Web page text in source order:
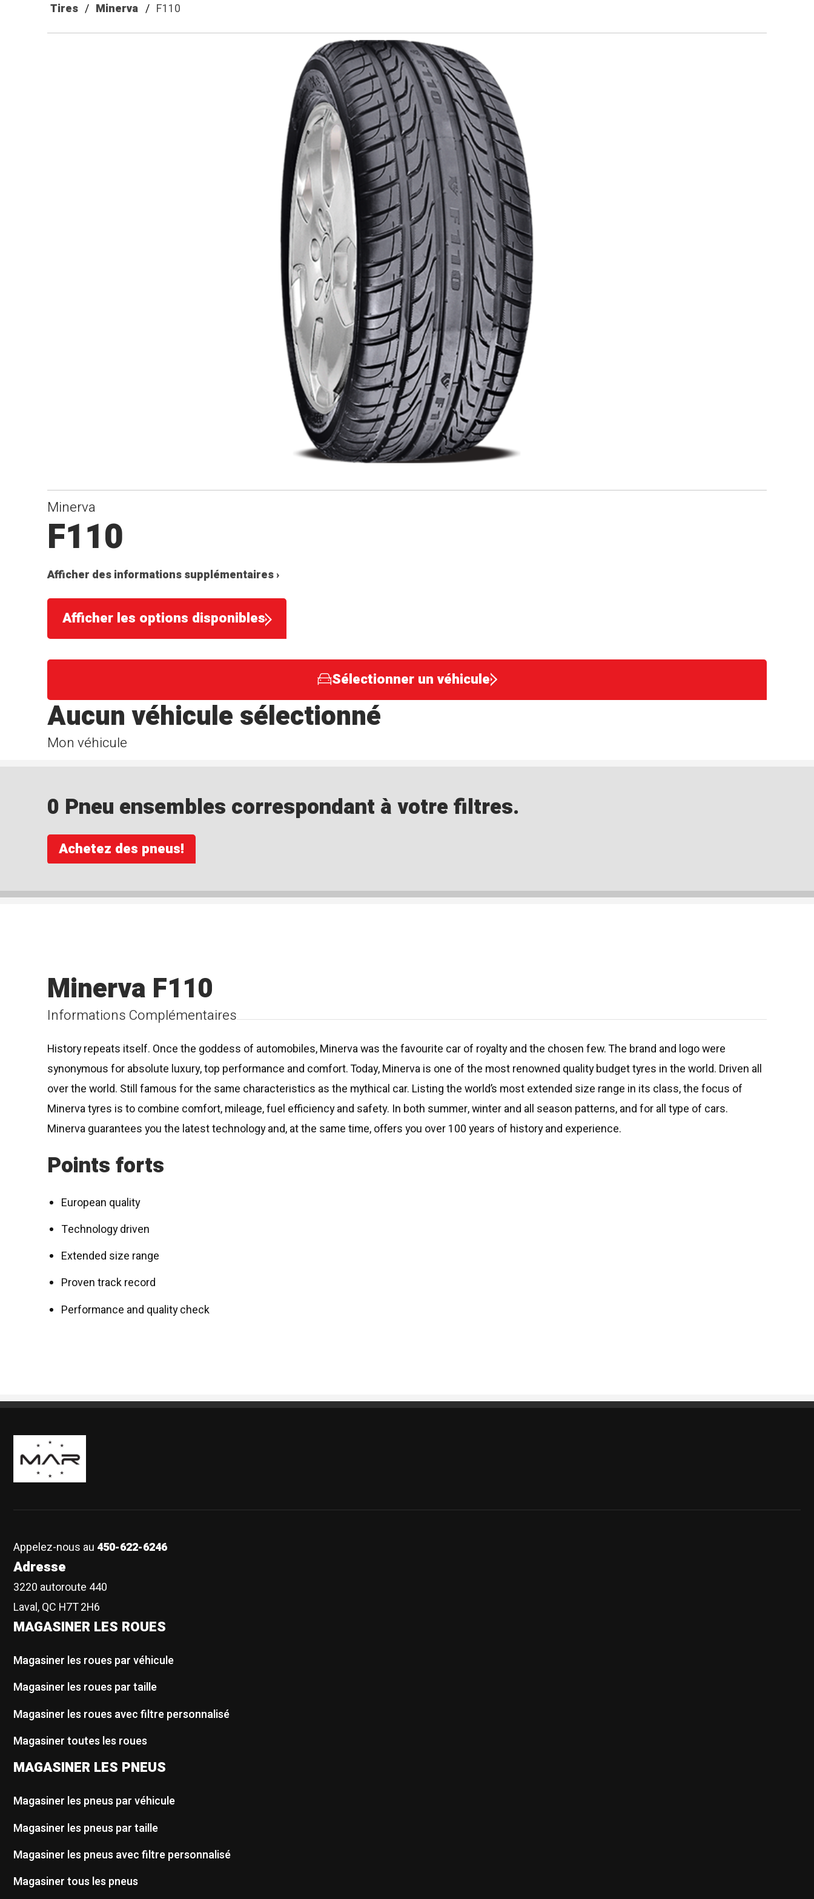
Tires Minerva F110
Minerva
F110
Afficher des informations supplémentaires ›
Afficher les options disponibles
Sélectionner un véhicule
Mon véhicule
Aucun véhicule sélectionné
0 Pneu ensembles correspondant à votre filtres.
Achetez des pneus!
Informations Complémentaires
Minerva F110
History repeats itself. Once the goddess of automobiles, Minerva was the favourite car of royalty and the chosen few. The brand and logo were
synonymous for absolute luxury, top performance and comfort. Today, Minerva is one of the most renowned quality budget tyres in the world. Driven all
over the world. Still famous for the same characteristics as the mythical car. Listing the world’s most extended size range in its class, the focus of
Minerva tyres is to combine comfort, mileage, fuel efficiency and safety. In both summer, winter and all season patterns, and for all type of cars.
Minerva guarantees you the latest technology and, at the same time, offers you over 100 years of history and experience.
Points forts
European quality
Technology driven
Extended size range
Proven track record
Performance and quality check
Boutique Mags à Rabais
Appelez-nous au 450-622-6246
Adresse
3220 autoroute 440
Laval, QC H7T 2H6
MAGASINER LES ROUES
Magasiner les roues par véhicule
Magasiner les roues par taille
Magasiner les roues avec filtre personnalisé
Magasiner toutes les roues
MAGASINER LES PNEUS
Magasiner les pneus par véhicule
Magasiner les pneus par taille
Magasiner les pneus avec filtre personnalisé
Magasiner tous les pneus